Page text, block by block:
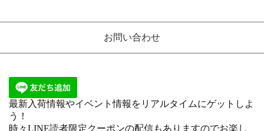
お問い合わせ